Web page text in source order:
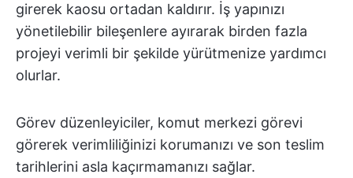
girerek kaosu ortadan kaldırır. İş yapınızı
yönetilebilir bileşenlere ayırarak birden fazla
projeyi verimli bir şekilde yürütmenize yardımcı
olurlar.
Görev düzenleyiciler, komut merkezi görevi
görerek verimliliğinizi korumanızı ve son teslim
tarihlerini asla kaçırmamanızı sağlar.